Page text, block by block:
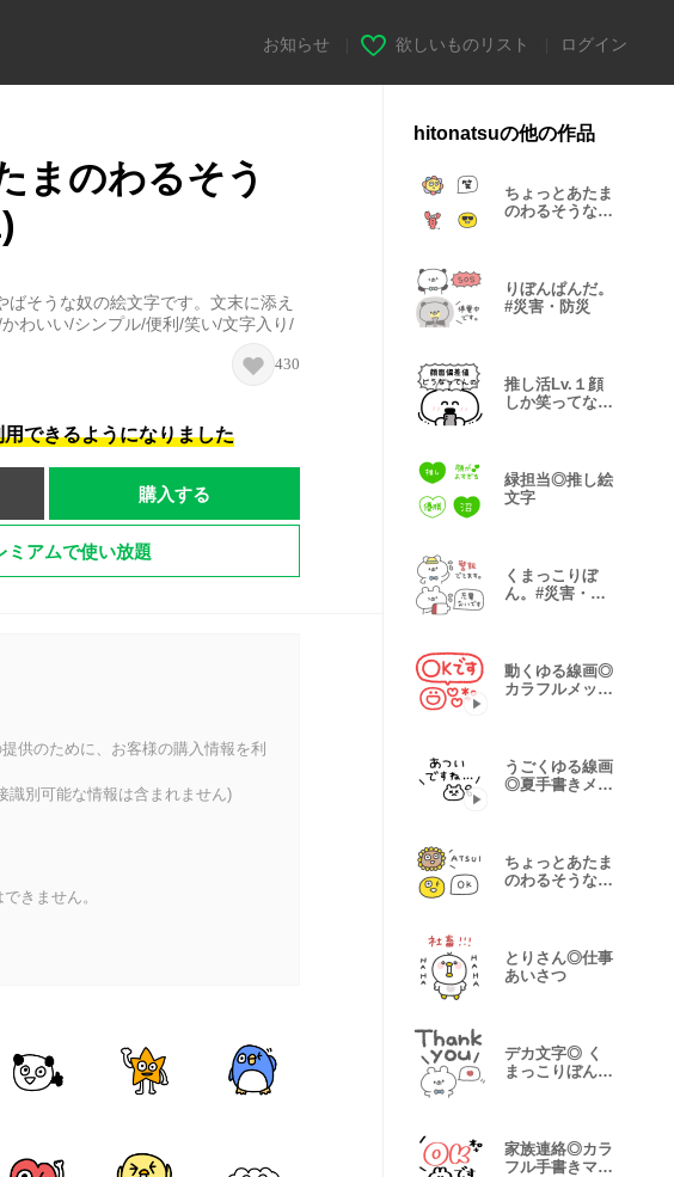
お知らせ 欲しいものリスト ログイン
まのわるそう
そうな奴の絵文字です。文末に添え
わいい/シンプル/便利/笑い/文字入り/
430
できるようになりました
購入する
ミアムで使い放題
供のために、お客様の購入情報を利
識別可能な情報は含まれません)
きません。
hitonatsuの他の作品
ちょっとあたま
のわるそうな仲
りぼんぱんだ。
#災害・防災
推し活Lv.１顔
しか笑ってない
緑担当◎推し絵
文字
くまっこりぼ
ん。#災害・防
動くゆる線画◎
カラフルメッセ
うごくゆる線画
◎夏手書きメッ
ちょっとあたま
のわるそうな仲
とりさん◎仕事
あいさつ
デカ文字◎ く
まっこりぼん。
家族連絡◎カラ
フル手書きマー